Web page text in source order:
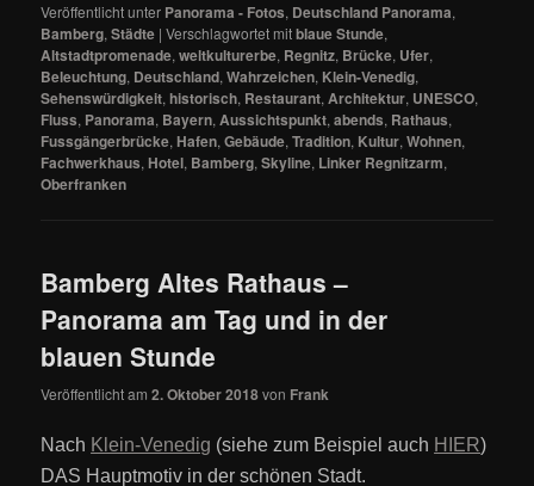
Veröffentlicht unter Panorama - Fotos, Deutschland Panorama,
Bamberg,Städte |Verschlagwortet mitblaue Stunde,
Altstadtpromenade,weltkulturerbe, Regnitz, Brücke, Ufer,
Beleuchtung, Deutschland,Wahrzeichen, Klein-Venedig,
Sehenswürdigkeit,historisch, Restaurant, Architektur, UNESCO,
Fluss, Panorama, Bayern, Aussichtspunkt,abends, Rathaus,
Fussgängerbrücke, Hafen,Gebäude,Tradition, Kultur,Wohnen,
Fachwerkhaus, Hotel, Bamberg,Skyline, Linker Regnitzarm,
Oberfranken
Bamberg Altes Rathaus –
Panorama am Tag und in der
blauen Stunde
Veröffentlicht am2. Oktober 2018von Frank
Nach Klein-Venedig (siehe zum Beispiel auch HIER)
DAS Hauptmotiv in der schönen Stadt.